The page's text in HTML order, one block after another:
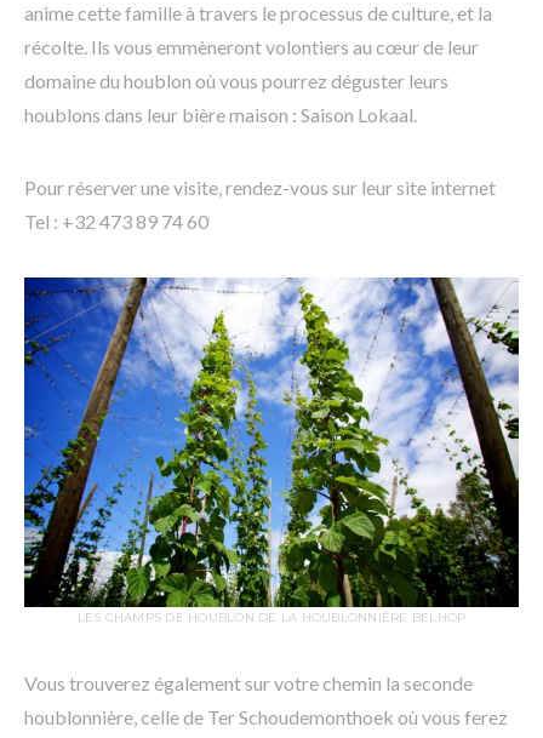
anime cette famille à travers le processus de culture, et la
récolte. Ils vous emmèneront volontiers au cœur de leur
domaine du houblon où vous pourrez déguster leurs
houblons dans leur bière maison : Saison Lokaal.
Pour réserver une visite, rendez-vous sur leur site internet
Tel : +32 473 89 74 60
LES CHAMPS DE HOUBLON DE LA HOUBLONNIÈRE BELHOP
Vous trouverez également sur votre chemin la seconde
houblonnière, celle de Ter Schoudemonthoek où vous ferez